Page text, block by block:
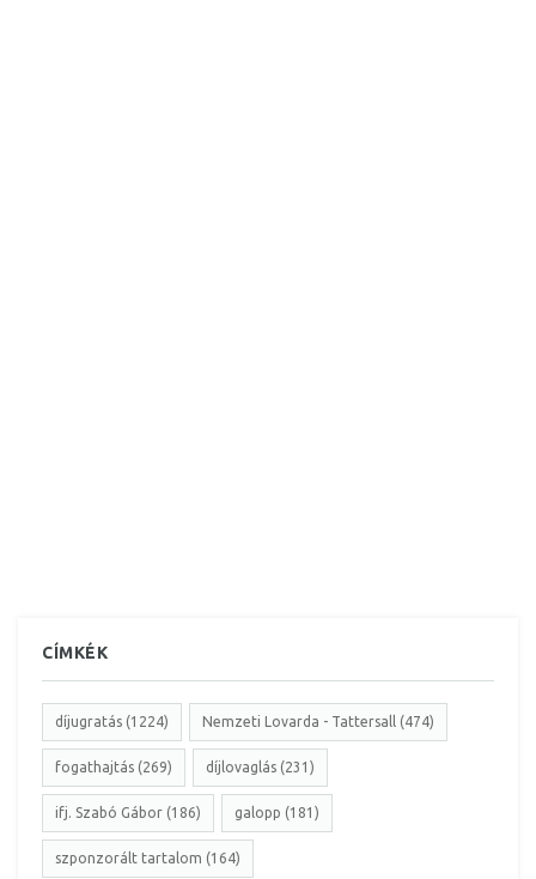
CÍMKÉK
díjugratás (1224) Nemzeti Lovarda - Tattersall (474)
fogathajtás (269) díjlovaglás (231)
ifj. Szabó Gábor (186) galopp (181)
szponzorált tartalom (164)